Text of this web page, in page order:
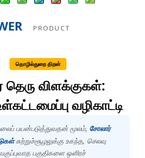
PRODUCT
தொழில்துறை திறன்
தெரு விளக்குகள்:
வழிகாட்டி
பயன்படுத்துவதன் மூலம், சோலார்
சுற்றுச்சூழலுக்கு உகந்த, செலவு
பகுதிகளை ஒளிரச்